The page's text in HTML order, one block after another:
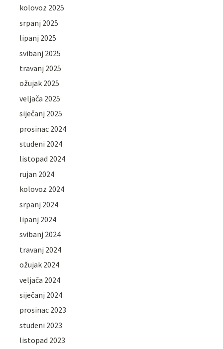
kolovoz 2025
srpanj 2025
lipanj 2025
svibanj 2025
travanj 2025
ožujak 2025
veljača 2025
siječanj 2025
prosinac 2024
studeni 2024
listopad 2024
rujan 2024
kolovoz 2024
srpanj 2024
lipanj 2024
svibanj 2024
travanj 2024
ožujak 2024
veljača 2024
siječanj 2024
prosinac 2023
studeni 2023
listopad 2023